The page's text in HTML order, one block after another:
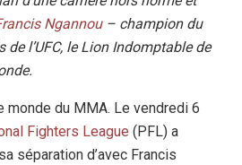
Ngannou– champion du
l’UFC, le Lion Indomptable de
monde du MMA. Le vendredi 6
Fighters League (PFL) a
séparation d’avec Francis